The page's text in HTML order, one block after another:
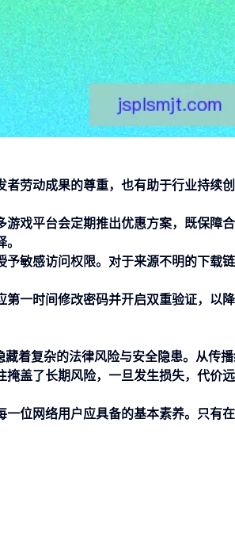
劳动成果的尊重，也有助于行业持续
戏平台会定期推出优惠方案，既保障
敏感访问权限。对于来源不明的下载
一时间修改密码并开启双重验证，以
着复杂的法律风险与安全隐患。从传
盖了长期风险，一旦发生损失，代价
位网络用户应具备的基本素养。只有